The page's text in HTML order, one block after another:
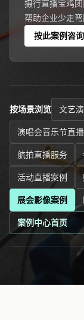
摄行直播宝鸡
帮助企业少走弯
按此案例咨询
按场景浏览 文艺
演唱会音乐节直播
航拍直播服务
活动直播案例
展会影像案例
案例中心首页